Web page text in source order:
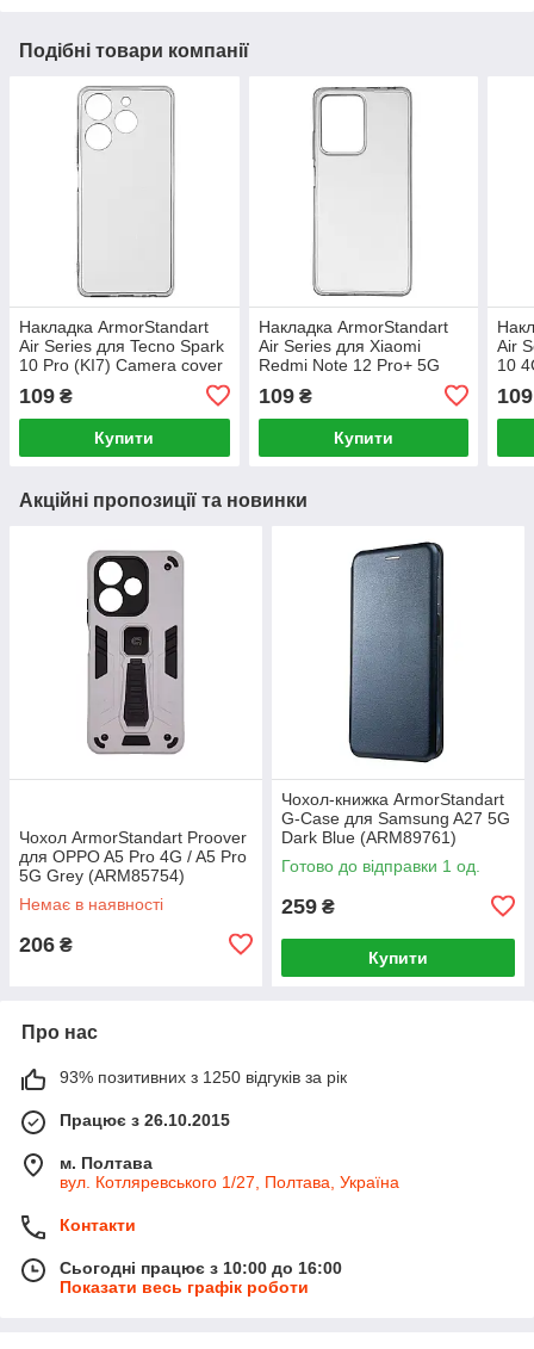
Подібні товари компанії
Накладка ArmorStandart
Air Series для Tecno Spark
10 Pro (KI7) Camera cover
Transparent (ARM67816)
109 ₴
Купити
Накладка ArmorStandart
Air Series для Xiaomi
Redmi Note 12 Pro+ 5G
Transparent (ARM65207)
109₴
Купити
Air
10
109
Акційні пропозиції та новинки
Чохол ArmorStandart Proover
для OPPO A5 Pro 4G / A5 Pro
5G Grey (ARM85754)
Немає в наявності
206 ₴
Чохол-книжка ArmorStandart
G-Case для Samsung A27 5G
Dark Blue (ARM89761)
Готово до відправки 1 од.
259 ₴
Купити
Про нас
93% позитивних з 1250 відгуків за рік
Працює з 26.10.2015
м. Полтава
вул. Котляревського 1/27, Полтава, Україна
Контакти
Сьогодні працює з 10:00 до 16:00
Показати весь графік роботи